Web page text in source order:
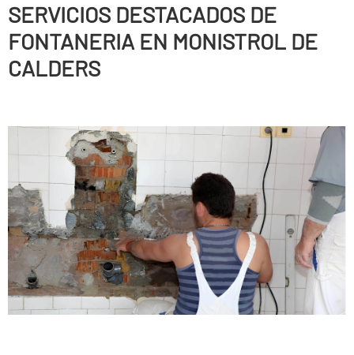
SERVICIOS DESTACADOS DE
FONTANERIA EN MONISTROL DE
CALDERS